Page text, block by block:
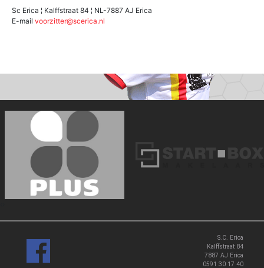
Sc Erica ¦ Kalffstraat 84 ¦ NL-7887 AJ Erica
E-mail voorzitter@scerica.nl
S.C. Erica
Kalffstraat 84
7887 AJ Erica
0591 30 17 40